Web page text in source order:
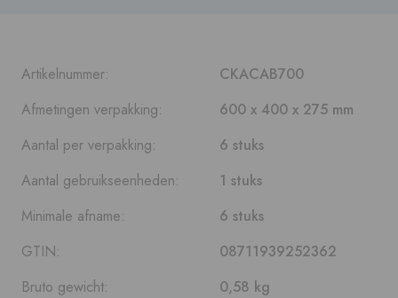
Artikelnummer:
CKACAB700
Afmetingen verpakking:
600 x 400 x 275 mm
Aantal per verpakking:
6 stuks
Aantal gebruikseenheden:
1 stuks
Minimale afname:
6 stuks
GTIN:
08711939252362
Bruto gewicht:
0,58 kg